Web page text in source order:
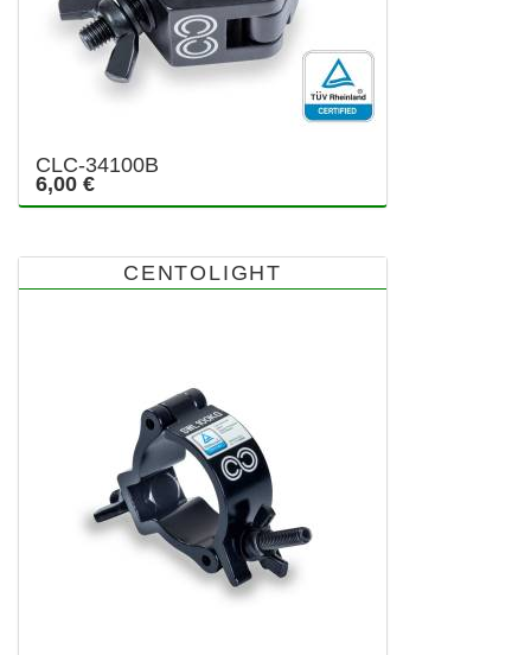
CLC-34100B
6,00 €
CENTOLIGHT